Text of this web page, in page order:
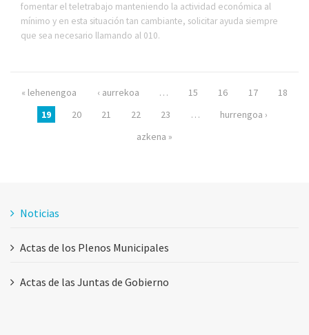
fomentar el teletrabajo manteniendo la actividad económica al
mínimo y en esta situación tan cambiante, solicitar ayuda siempre
que sea necesario llamando al 010.
Páginas
« lehenengoa ‹ aurrekoa … 15 16 17
18
19
20 21 22 23 …
hurrengoa ›
azkena »
Noticias
Actas de los Plenos Municipales
Actas de las Juntas de Gobierno